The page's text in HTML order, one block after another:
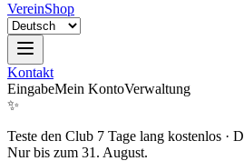
VereinShop
Kontakt
EingabeMein KontoVerwaltung
✨
Teste den Club 7 Tage lang kostenlos ·
Nur bis zum 31. August.